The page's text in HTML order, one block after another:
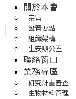
關於本會
宗旨
設置要點
組織架構
生安辦公室
聯絡窗口
業務專區
研究計畫審查
生物材料管理